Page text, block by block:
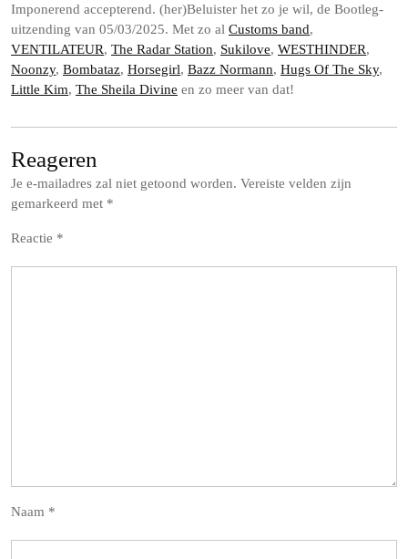
Imponerend accepterend. (her)Beluister het zo je wil, de Bootleg-
uitzending van 05/03/2025. Met zo al Customs band,
VENTILATEUR, The Radar Station, Sukilove, WESTHINDER,
Noonzy, Bombataz, Horsegirl, Bazz Normann, Hugs Of The Sky,
Little Kim, The Sheila Divine en zo meer van dat!
Reageren
Je e-mailadres zal niet getoond worden. Vereiste velden zijn
gemarkeerd met *
Reactie *
Naam *